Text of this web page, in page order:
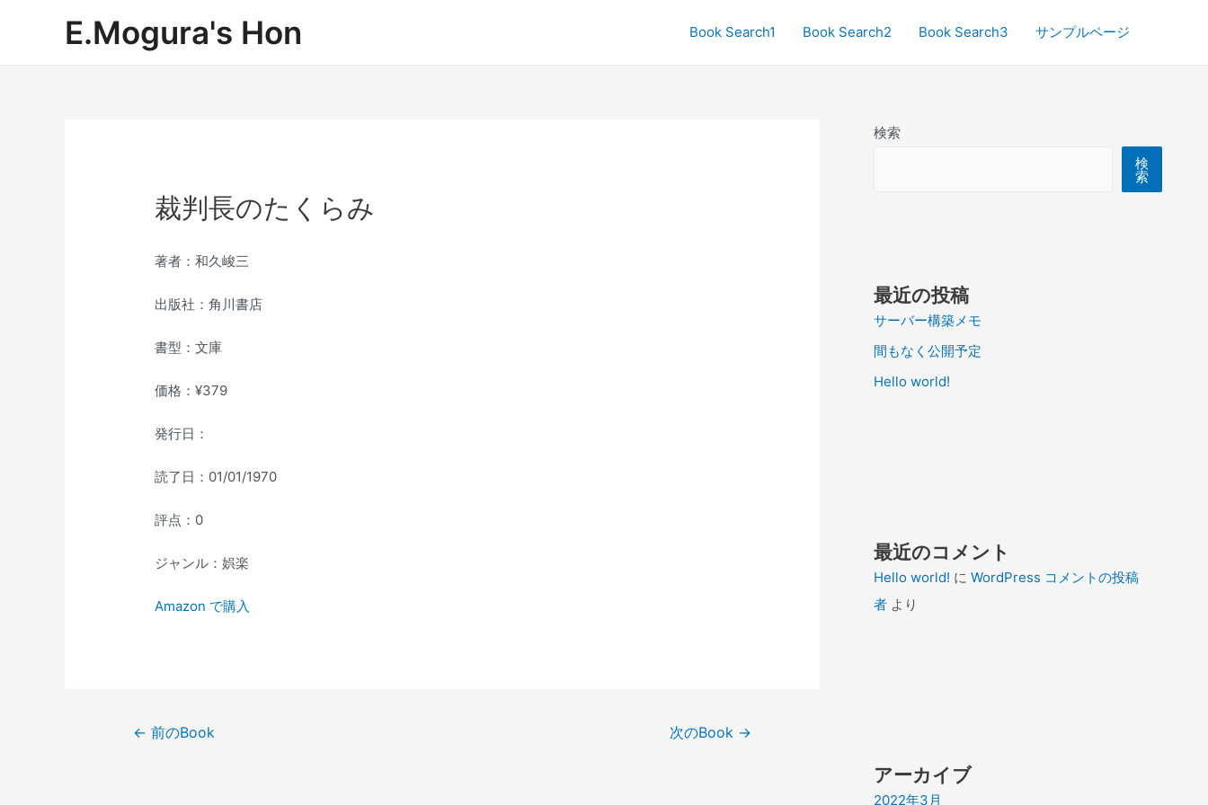
E.Mogura's Hon Book Search1 Book Search2 Book Search3 サンプルページ
裁判長のたくらみ
著者：和久峻三
出版社：角川書店
書型：文庫
価格：¥379
発行日：
読了日：01/01/1970
評点：0
ジャンル：娯楽
Amazon で購入
← 前のBook 次のBook →
検索
検
索
最近の投稿
サーバー構築メモ
間もなく公開予定
Hello world!
最近のコメント
Hello world! に WordPress コメントの投稿
者 より
アーカイブ
2022年3月